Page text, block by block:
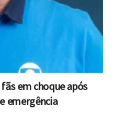
em choque após
emergência